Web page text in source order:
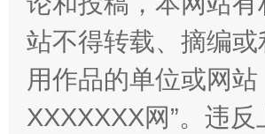
站不得转载、摘编
用作品的单位或网
XXXXXXX网”。违